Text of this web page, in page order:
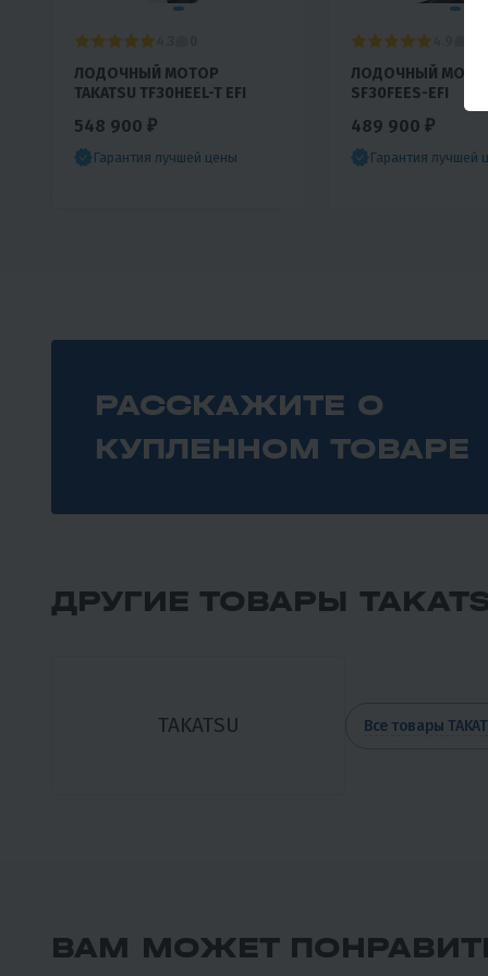
ЛОДОЧНЫЙ МОТОР
TAKATSU TF30HEEL-T EFI
548 900 ₽
Гарантия лучшей цены
ЛОДОЧНЫЙ МОТОР
SF30FEES-EFI
489 900 ₽
Гарантия лучшей
РАССКАЖИТЕ О
КУПЛЕННОМ ТОВАРЕ
ДРУГИЕ ТОВАРЫ
TAKATSU Все товары
ВАМ МОЖЕТ